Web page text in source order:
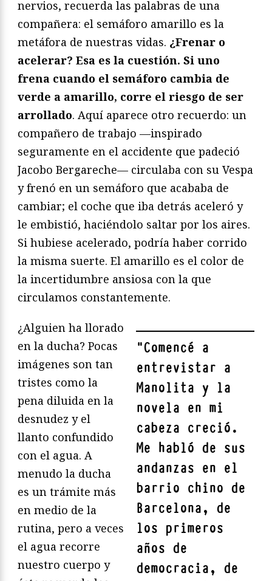
nervios, recuerda las palabras de una
compañera: el semáforo amarillo es la
metáfora de nuestras vidas. ¿Frenar o
acelerar? Esa es la cuestión. Si uno
frena cuando el semáforo cambia de
verde a amarillo, corre el riesgo de ser
arrollado. Aquí aparece otro recuerdo: un
compañero de trabajo —inspirado
seguramente en el accidente que padeció
Jacobo Bergareche— circulaba con su Vespa
y frenó en un semáforo que acababa de
cambiar; el coche que iba detrás aceleró y
le embistió, haciéndolo saltar por los aires.
Si hubiese acelerado, podría haber corrido
la misma suerte. El amarillo es el color de
la incertidumbre ansiosa con la que
circulamos constantemente.
"Comencé a
entrevistar a
Manolita y la
novela en mi
cabeza creció.
Me habló de sus
andanzas en el
barrio chino de
Barcelona, de
los primeros
años de
democracia, de
¿Alguien ha llorado
en la ducha? Pocas
imágenes son tan
tristes como la
pena diluida en la
desnudez y el
llanto confundido
con el agua. A
menudo la ducha
es un trámite más
en medio de la
rutina, pero a veces
el agua recorre
nuestro cuerpo y